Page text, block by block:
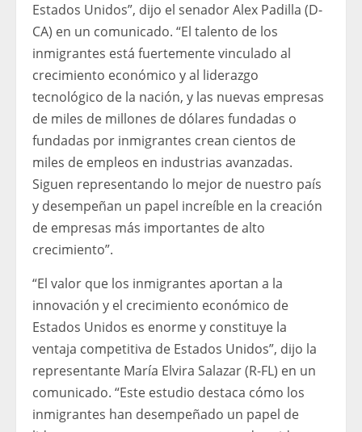
Estados Unidos”, dijo el senador Alex Padilla (D-
CA) en un comunicado. “El talento de los
inmigrantes está fuertemente vinculado al
crecimiento económico y al liderazgo
tecnológico de la nación, y las nuevas empresas
de miles de millones de dólares fundadas o
fundadas por inmigrantes crean cientos de
miles de empleos en industrias avanzadas.
Siguen representando lo mejor de nuestro país
y desempeñan un papel increíble en la creación
de empresas más importantes de alto
crecimiento”.
“El valor que los inmigrantes aportan a la
innovación y el crecimiento económico de
Estados Unidos es enorme y constituye la
ventaja competitiva de Estados Unidos”, dijo la
representante María Elvira Salazar (R-FL) en un
comunicado. “Este estudio destaca cómo los
inmigrantes han desempeñado un papel de